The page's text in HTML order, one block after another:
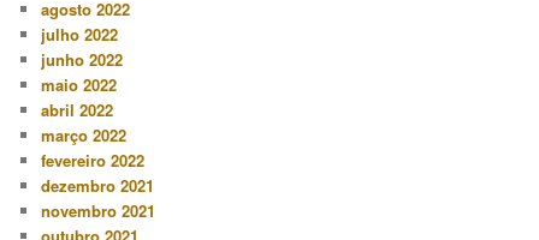
agosto 2022
julho 2022
junho 2022
maio 2022
abril 2022
março 2022
fevereiro 2022
dezembro 2021
novembro 2021